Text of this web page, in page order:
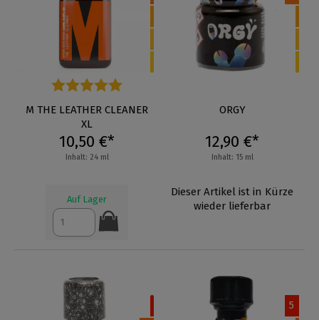
Durchschnittliche Bewertung von 5 von 5 Sternen
M THE LEATHER CLEANER
XL
10,50 €*
Inhalt: 24 ml
Auf Lager
ORGY
12,90 €*
Inhalt: 15 ml
Dieser Artikel ist in Kürze
wieder lieferbar
5